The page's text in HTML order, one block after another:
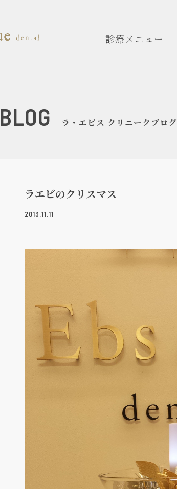
診療メニュー
BLOG ラ・エビス クリニークブログ
ラエビのクリスマス
2013.11.11